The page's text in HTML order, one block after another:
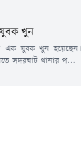
যুবক খুন
এক যুবক খুন হয়েছেন।
সদরঘাট থানার পশ্চিম